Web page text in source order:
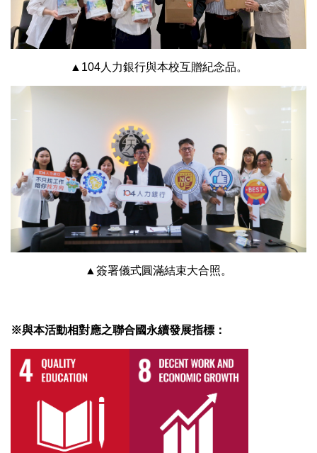
▲104人力銀行與本校互贈紀念品。
▲簽署儀式圓滿結束大合照。
※與本活動相對應之聯合國永續發展指標：